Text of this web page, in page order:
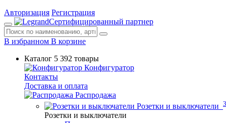
Авторизация Регистрация
Сертифицированный партнер
В избранном В корзине
Каталог 5 392 товары
Конфигуратор
Контакты
Доставка и оплата
Распродажа
Розетки и выключатели
Розетки и выключатели